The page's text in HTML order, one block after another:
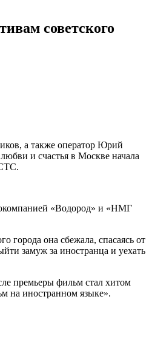
советского
а также оператор Юрий
и счастья в Москве начала
«Водород» и «НМГ
города она сбежала, спасаясь от
замуж за иностранца и уехать
премьеры фильм стал хитом
на иностранном языке».